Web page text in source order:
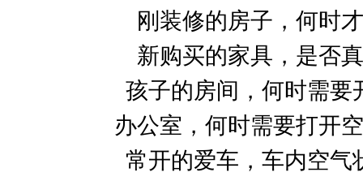
刚装修的房子，何时
新购买的家具，是否
孩子的房间，何时需要
办公室，何时需要打开
常开的爱车，车内空气